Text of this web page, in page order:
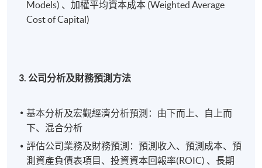
Models) 、加權平均資本成本 (Weighted Average
Cost of Capital)
3. 公司分析及財務預測方法
基本分析及宏觀經濟分析預測：由下而上、自上而
下、混合分析
評估公司業務及財務預測：預測收入、預測成本、預
測資產負債表項目、投資資本回報率(ROIC) 、長期